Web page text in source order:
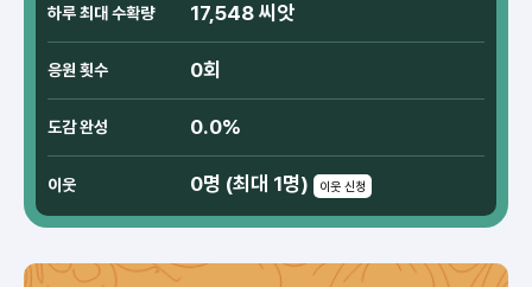
하루 최대 수확량 17,548 씨앗
응원 횟수 0회
도감 완성 0.0%
이웃 0명 (최대 1명) 이웃 신청